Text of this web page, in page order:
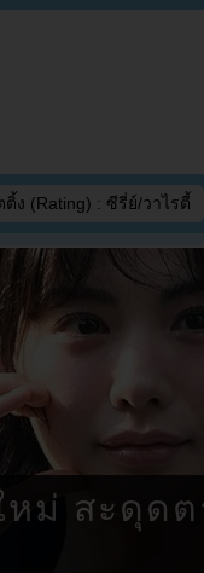
ติ้ง (Rating) : ซีรี่ย์/วาไรตี้
ม่ สะดุดต